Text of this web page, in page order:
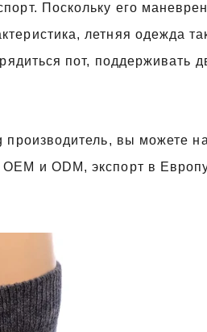
Поскольку его
летняя одежда
пот, поддерживать
вы можете
и ODM, экспорт в